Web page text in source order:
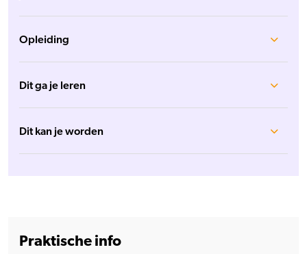
Opleiding
Dit ga je leren
Dit kan je worden
Praktische info